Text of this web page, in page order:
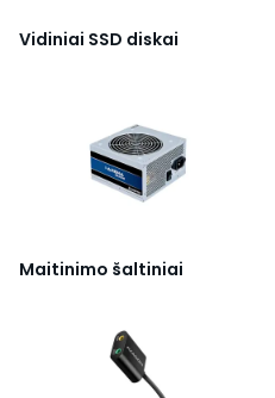
Vidiniai SSD diskai
Maitinimo šaltiniai